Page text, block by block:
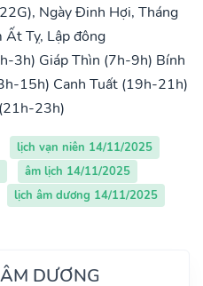
Ngày Đinh Hợi, Tháng
Ất Tỵ, Lập đông
3h) Giáp Thìn (7h-9h) Bính
15h) Canh Tuất (19h-21h)
23h)
lịch vạn niên 14/11/2025
âm lịch 14/11/2025
lịch âm dương 14/11/2025
DƯƠNG